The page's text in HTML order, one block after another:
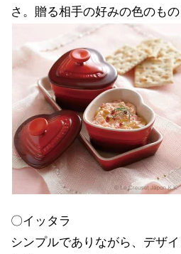
さ。贈る相手の好みの色のもの
〇イッタラ
シンプルでありながら、デザ